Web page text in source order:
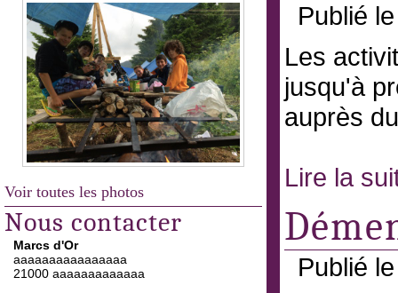
Voir toutes les photos
Nous contacter
Marcs d'Or
aaaaaaaaaaaaaaaa
21000 aaaaaaaaaaaaa
Publié
Les
jusqu'à
auprès
Lire la
Publié